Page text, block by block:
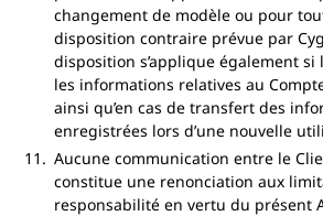
changement de modèle ou pour
disposition contraire prévue par
disposition s’applique également
les informations relatives au
ainsi qu’en cas de transfert des
enregistrées lors d’une nouvelle
Aucune communication entre le
constitue une renonciation aux
responsabilité en vertu du présent